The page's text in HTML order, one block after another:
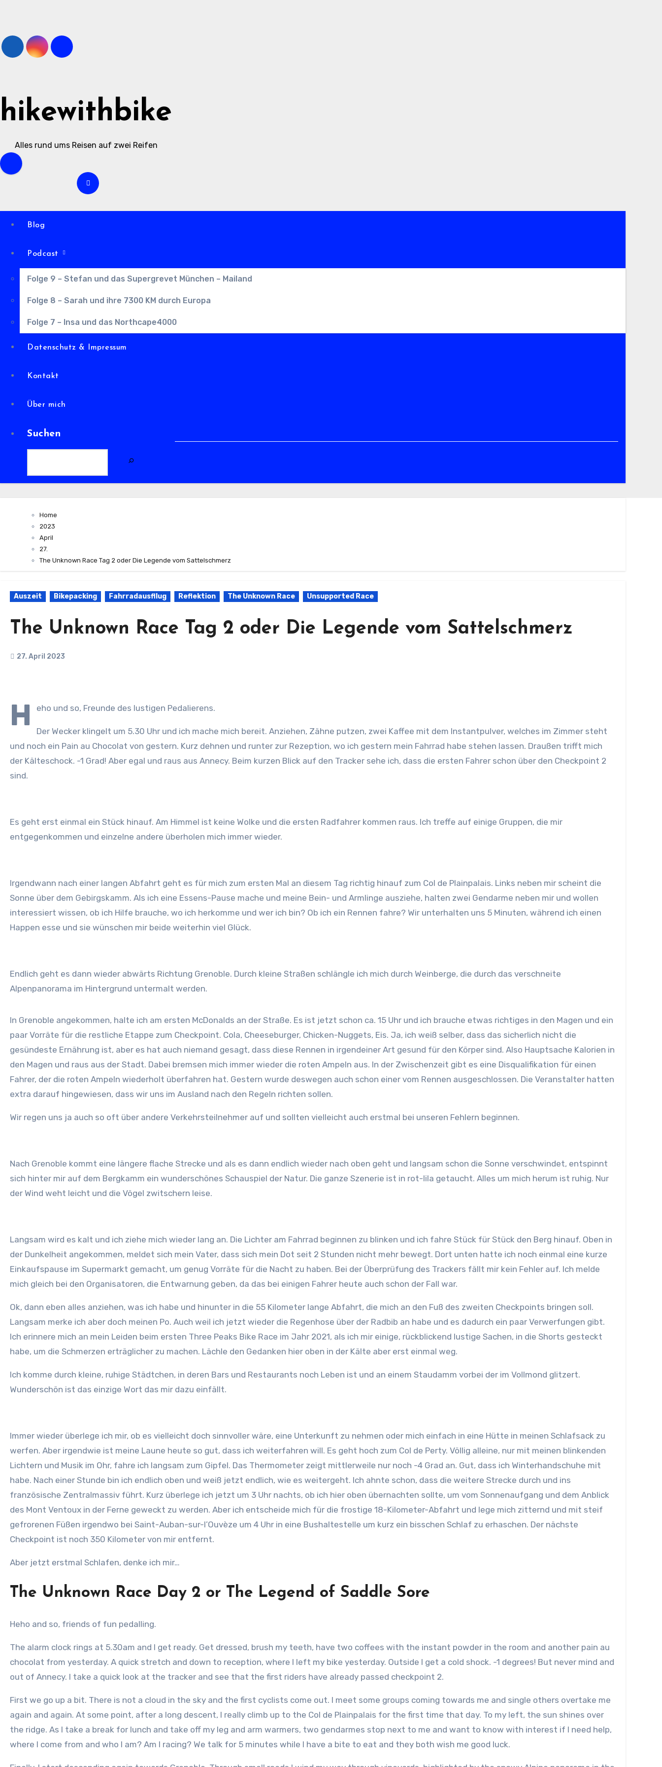
springen
hikewithbike
Alles rund ums Reisen auf zwei Reifen
Blog
Podcast
Folge 9 – Stefan und das Supergrevet München – Mailand
Folge 8 – Sarah und ihre 7300 KM durch Europa
Folge 7 – Insa und das Northcape4000
Datenschutz & Impressum
Kontakt
Über mich
Suchen
Home
2023
April
27.
The Unknown Race Tag 2 oder Die Legende vom Sattelschmerz
Auszeit Bikepacking Fahrradausfllug Reflektion The Unknown Race Unsupported Race
The Unknown Race Tag 2 oder Die Legende vom Sattelschmerz
27. April 2023
H eho und so, Freunde des lustigen Pedalierens.
Der Wecker klingelt um 5.30 Uhr und ich mache mich bereit. Anziehen, Zähne putzen, zwei Kaffee mit dem Instantpulver, welches im Zimmer steht
und noch ein Pain au Chocolat von gestern. Kurz dehnen und runter zur Rezeption, wo ich gestern mein Fahrrad habe stehen lassen. Draußen trifft mich
der Kälteschock. -1 Grad! Aber egal und raus aus Annecy. Beim kurzen Blick auf den Tracker sehe ich, dass die ersten Fahrer schon über den Checkpoint 2
sind.
Es geht erst einmal ein Stück hinauf. Am Himmel ist keine Wolke und die ersten Radfahrer kommen raus. Ich treffe auf einige Gruppen, die mir
entgegenkommen und einzelne andere überholen mich immer wieder.
Irgendwann nach einer langen Abfahrt geht es für mich zum ersten Mal an diesem Tag richtig hinauf zum Col de Plainpalais. Links neben mir scheint die
Sonne über dem Gebirgskamm. Als ich eine Essens-Pause mache und meine Bein- und Armlinge ausziehe, halten zwei Gendarme neben mir und wollen
interessiert wissen, ob ich Hilfe brauche, wo ich herkomme und wer ich bin? Ob ich ein Rennen fahre? Wir unterhalten uns 5 Minuten, während ich einen
Happen esse und sie wünschen mir beide weiterhin viel Glück.
Endlich geht es dann wieder abwärts Richtung Grenoble. Durch kleine Straßen schlängle ich mich durch Weinberge, die durch das verschneite
Alpenpanorama im Hintergrund untermalt werden.
In Grenoble angekommen, halte ich am ersten McDonalds an der Straße. Es ist jetzt schon ca. 15 Uhr und ich brauche etwas richtiges in den Magen und ein
paar Vorräte für die restliche Etappe zum Checkpoint. Cola, Cheeseburger, Chicken-Nuggets, Eis. Ja, ich weiß selber, dass das sicherlich nicht die
gesündeste Ernährung ist, aber es hat auch niemand gesagt, dass diese Rennen in irgendeiner Art gesund für den Körper sind. Also Hauptsache Kalorien in
den Magen und raus aus der Stadt. Dabei bremsen mich immer wieder die roten Ampeln aus. In der Zwischenzeit gibt es eine Disqualifikation für einen
Fahrer, der die roten Ampeln wiederholt überfahren hat. Gestern wurde deswegen auch schon einer vom Rennen ausgeschlossen. Die Veranstalter hatten
extra darauf hingewiesen, dass wir uns im Ausland nach den Regeln richten sollen.
Wir regen uns ja auch so oft über andere Verkehrsteilnehmer auf und sollten vielleicht auch erstmal bei unseren Fehlern beginnen.
Nach Grenoble kommt eine längere flache Strecke und als es dann endlich wieder nach oben geht und langsam schon die Sonne verschwindet, entspinnt
sich hinter mir auf dem Bergkamm ein wunderschönes Schauspiel der Natur. Die ganze Szenerie ist in rot-lila getaucht. Alles um mich herum ist ruhig. Nur
der Wind weht leicht und die Vögel zwitschern leise.
Langsam wird es kalt und ich ziehe mich wieder lang an. Die Lichter am Fahrrad beginnen zu blinken und ich fahre Stück für Stück den Berg hinauf. Oben in
der Dunkelheit angekommen, meldet sich mein Vater, dass sich mein Dot seit 2 Stunden nicht mehr bewegt. Dort unten hatte ich noch einmal eine kurze
Einkaufspause im Supermarkt gemacht, um genug Vorräte für die Nacht zu haben. Bei der Überprüfung des Trackers fällt mir kein Fehler auf. Ich melde
mich gleich bei den Organisatoren, die Entwarnung geben, da das bei einigen Fahrer heute auch schon der Fall war.
Ok, dann eben alles anziehen, was ich habe und hinunter in die 55 Kilometer lange Abfahrt, die mich an den Fuß des zweiten Checkpoints bringen soll.
Langsam merke ich aber doch meinen Po. Auch weil ich jetzt wieder die Regenhose über der Radbib an habe und es dadurch ein paar Verwerfungen gibt.
Ich erinnere mich an mein Leiden beim ersten Three Peaks Bike Race im Jahr 2021, als ich mir einige, rückblickend lustige Sachen, in die Shorts gesteckt
habe, um die Schmerzen erträglicher zu machen. Lächle den Gedanken hier oben in der Kälte aber erst einmal weg.
Ich komme durch kleine, ruhige Städtchen, in deren Bars und Restaurants noch Leben ist und an einem Staudamm vorbei der im Vollmond glitzert.
Wunderschön ist das einzige Wort das mir dazu einfällt.
Immer wieder überlege ich mir, ob es vielleicht doch sinnvoller wäre, eine Unterkunft zu nehmen oder mich einfach in eine Hütte in meinen Schlafsack zu
werfen. Aber irgendwie ist meine Laune heute so gut, dass ich weiterfahren will. Es geht hoch zum Col de Perty. Völlig alleine, nur mit meinen blinkenden
Lichtern und Musik im Ohr, fahre ich langsam zum Gipfel. Das Thermometer zeigt mittlerweile nur noch -4 Grad an. Gut, dass ich Winterhandschuhe mit
habe. Nach einer Stunde bin ich endlich oben und weiß jetzt endlich, wie es weitergeht. Ich ahnte schon, dass die weitere Strecke durch und ins
französische Zentralmassiv führt. Kurz überlege ich jetzt um 3 Uhr nachts, ob ich hier oben übernachten sollte, um vom Sonnenaufgang und dem Anblick
des Mont Ventoux in der Ferne geweckt zu werden. Aber ich entscheide mich für die frostige 18-Kilometer-Abfahrt und lege mich zitternd und mit steif
gefrorenen Füßen irgendwo bei Saint-Auban-sur-I’Ouvèze um 4 Uhr in eine Bushaltestelle um kurz ein bisschen Schlaf zu erhaschen. Der nächste
Checkpoint ist noch 350 Kilometer von mir entfernt.
Aber jetzt erstmal Schlafen, denke ich mir…
The Unknown Race Day 2 or The Legend of Saddle Sore
Heho and so, friends of fun pedalling.
The alarm clock rings at 5.30am and I get ready. Get dressed, brush my teeth, have two coffees with the instant powder in the room and another pain au
chocolat from yesterday. A quick stretch and down to reception, where I left my bike yesterday. Outside I get a cold shock. -1 degrees! But never mind and
out of Annecy. I take a quick look at the tracker and see that the first riders have already passed checkpoint 2.
First we go up a bit. There is not a cloud in the sky and the first cyclists come out. I meet some groups coming towards me and single others overtake me
again and again. At some point, after a long descent, I really climb up to the Col de Plainpalais for the first time that day. To my left, the sun shines over
the ridge. As I take a break for lunch and take off my leg and arm warmers, two gendarmes stop next to me and want to know with interest if I need help,
where I come from and who I am? Am I racing? We talk for 5 minutes while I have a bite to eat and they both wish me good luck.